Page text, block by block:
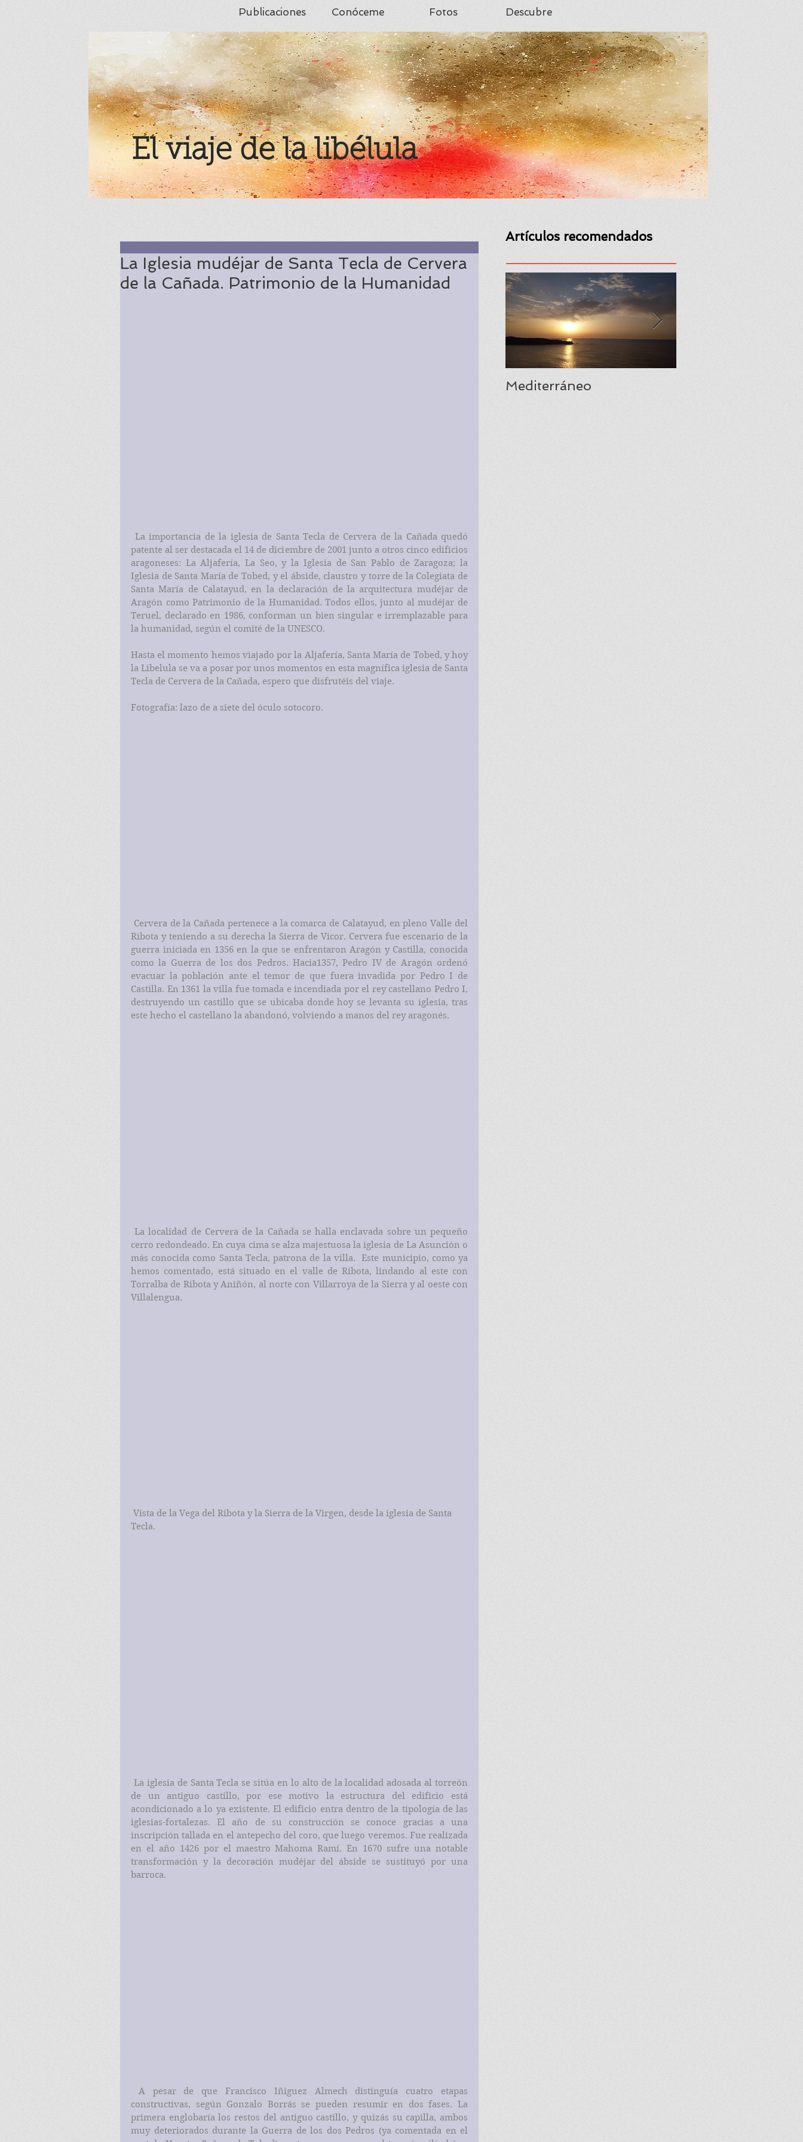
Publicaciones Conóceme Fotos Descubre
El viaje de la libélula
La Iglesia mudéjar de Santa Tecla de Cervera
de la Cañada. Patrimonio de la Humanidad
La importancia de la iglesia de Santa Tecla de Cervera de la Cañada quedó
patente al ser destacada el 14 de diciembre de 2001 junto a otros cinco edificios
aragoneses: La Aljafería, La Seo, y la Iglesia de San Pablo de Zaragoza; la
Iglesia de Santa María de Tobed, y el ábside, claustro y torre de la Colegiata de
Santa María de Calatayud, en la declaración de la arquitectura mudéjar de
Aragón como Patrimonio de la Humanidad. Todos ellos, junto al mudéjar de
Teruel, declarado en 1986, conforman un bien singular e irremplazable para
la humanidad, según el comité de la UNESCO.
Hasta el momento hemos viajado por la Aljafería, Santa María de Tobed, y hoy
la Libelula se va a posar por unos momentos en esta magnífica iglesia de Santa
Tecla de Cervera de la Cañada, espero que disfrutéis del viaje.
Fotografía: lazo de a siete del óculo sotocoro.
Ribota y teniendo a su derecha la Sierra de Vicor. Cervera fue escenario de la
guerra iniciada en 1356 en la que se enfrentaron Aragón y Castilla, conocida
como la Guerra de los dos Pedros. Hacia1357, Pedro IV de Aragón ordenó
evacuar la población ante el temor de que fuera invadida por Pedro I de
Castilla. En 1361 la villa fue tomada e incendiada por el rey castellano Pedro I,
destruyendo un castillo que se ubicaba donde hoy se levanta su iglesia, tras
este hecho el castellano la abandonó, volviendo a manos del rey aragonés.
La localidad de Cervera de la Cañada se halla enclavada sobre un pequeño
cerro redondeado. En cuya cima se alza majestuosa la iglesia de La Asunción o
más conocida como Santa Tecla, patrona de la villa.  Este municipio, como ya
hemos comentado, está situado en el valle de Ribota, lindando al este con
Torralba de Ribota y Aniñón, al norte con Villarroya de la Sierra y al oeste con
Villalengua.
Tecla.
de un antiguo castillo, por ese motivo la estructura del edificio está
acondicionado a lo ya existente. El edificio entra dentro de la tipología de las
iglesias-fortalezas. El año de su construcción se conoce gracias a una
inscripción tallada en el antepecho del coro, que luego veremos. Fue realizada
en el año 1426 por el maestro Mahoma Ramí. En 1670 sufre una notable
transformación y la decoración mudéjar del ábside se sustituyó por una
barroca.
constructivas, según Gonzalo Borrás se pueden resumir en dos fases. La
primera englobaría los restos del antiguo castillo, y quizás su capilla, ambos
muy deteriorados durante la Guerra de los dos Pedros (ya comentada en el
Artículos recomendados
Mediterráneo